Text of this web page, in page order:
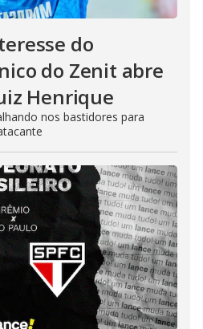
do
do Zenit abre
Henrique
nos bastidores para